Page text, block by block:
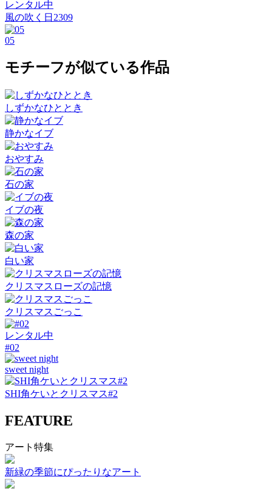
レンタル中
風の吹く日2309
05
モチーフが似ている作品
しずかなひととき
静かなイブ
おやすみ
石の家
イブの夜
森の家
白い家
クリスマスローズの記憶
クリスマスごっこ
レンタル中
#02
sweet night
SHI角ケいとクリスマス#2
FEATURE
アート特集
新緑の季節にぴったりなアート